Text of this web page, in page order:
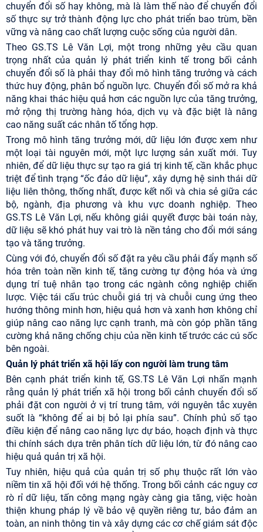
chuyển đổi số hay không, mà là làm thế nào để chuyển đổi
số thực sự trở thành động lực cho phát triển bao trùm, bền
vững và nâng cao chất lượng cuộc sống của người dân.
Theo GS.TS Lê Văn Lợi, một trong những yêu cầu quan
trọng nhất của quản lý phát triển kinh tế trong bối cảnh
chuyển đổi số là phải thay đổi mô hình tăng trưởng và cách
thức huy động, phân bổ nguồn lực. Chuyển đổi số mở ra khả
năng khai thác hiệu quả hơn các nguồn lực của tăng trưởng,
mở rộng thị trường hàng hóa, dịch vụ và đặc biệt là nâng
cao năng suất các nhân tố tổng hợp.
Trong mô hình tăng trưởng mới, dữ liệu lớn được xem như
một loại tài nguyên mới, một lực lượng sản xuất mới. Tuy
nhiên, để dữ liệu thực sự tạo ra giá trị kinh tế, cần khắc phục
triệt để tình trạng “ốc đảo dữ liệu”, xây dựng hệ sinh thái dữ
liệu liên thông, thống nhất, được kết nối và chia sẻ giữa các
bộ, ngành, địa phương và khu vực doanh nghiệp. Theo
GS.TS Lê Văn Lợi, nếu không giải quyết được bài toán này,
dữ liệu sẽ khó phát huy vai trò là nền tảng cho đổi mới sáng
tạo và tăng trưởng.
Cùng với đó, chuyển đổi số đặt ra yêu cầu phải đẩy mạnh số
hóa trên toàn nền kinh tế, tăng cường tự động hóa và ứng
dụng trí tuệ nhân tạo trong các ngành công nghiệp chiến
lược. Việc tái cấu trúc chuỗi giá trị và chuỗi cung ứng theo
hướng thông minh hơn, hiệu quả hơn và xanh hơn không chỉ
giúp nâng cao năng lực cạnh tranh, mà còn góp phần tăng
cường khả năng chống chịu của nền kinh tế trước các cú sốc
bên ngoài.
Quản lý phát triển xã hội lấy con người làm trung tâm
Bên cạnh phát triển kinh tế, GS.TS Lê Văn Lợi nhấn mạnh
rằng quản lý phát triển xã hội trong bối cảnh chuyển đổi số
phải đặt con người ở vị trí trung tâm, với nguyên tắc xuyên
suốt là “không để ai bị bỏ lại phía sau”. Chính phủ số tạo
điều kiện để nâng cao năng lực dự báo, hoạch định và thực
thi chính sách dựa trên phân tích dữ liệu lớn, từ đó nâng cao
hiệu quả quản trị xã hội.
Tuy nhiên, hiệu quả của quản trị số phụ thuộc rất lớn vào
niềm tin xã hội đối với hệ thống. Trong bối cảnh các nguy cơ
rò rỉ dữ liệu, tấn công mạng ngày càng gia tăng, việc hoàn
thiện khung pháp lý về bảo vệ quyền riêng tư, bảo đảm an
toàn, an ninh thông tin và xây dựng các cơ chế giám sát độc